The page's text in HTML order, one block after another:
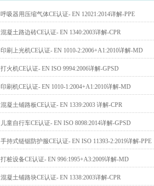
呼吸器用压缩气体CE认证- EN 12021:2014详解-PPE
混凝土路边砖CE认证- EN 1340:2003详解-CPR
印刷上光机CE认证- EN 1010-2:2006+A1:2010详解-MD
打火机CE认证- EN ISO 9994:2006详解-GPSD
印刷机CE认证- EN 1010-1:2004+A1:2010详解-MD
混凝土铺路板CE认证- EN 1339:2003 详解-CPR
儿童自行车CE认证- EN ISO 8098:2014详解-GPSD
手持式链锯防护服CE认证- EN ISO 11393-2:2019详解-PPE
打桩设备CE认证- EN 996:1995+A3:2009详解-MD
混凝土铺路块CE认证- EN 1338:2003详解-CPR